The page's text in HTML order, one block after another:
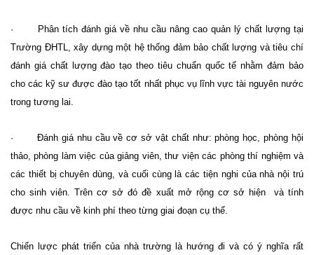
· Phân tích đánh giá về nhu cầu nâng cao quản lý chất lượng tại
Trường ĐHTL, xây dựng một hệ thống đảm bảo chất lượng và tiêu chí
đánh giá chất lượng đào tạo theo tiêu chuẩn quốc tế nhằm đảm bảo
cho các kỹ sư được đào tạo tốt nhất phục vụ lĩnh vực tài nguyên nước
trong tương lai.
· Đánh giá nhu cầu về cơ sở vật chất như: phòng học, phòng hội
thảo, phòng làm việc của giảng viên, thư viện các phòng thí nghiệm và
các thiết bị chuyên dùng, và cuối cùng là các tiện nghi của nhà nội trú
cho sinh viên. Trên cơ sở đó đề xuất mở rộng cơ sở hiện
và tính
được nhu cầu về kinh phí theo từng giai đoạn cụ thể.
Chiến lược phát triển của nhà trường là hướng đi và có ý nghĩa rất